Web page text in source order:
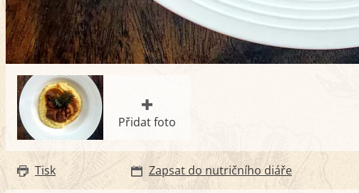
Přidat foto
Tisk Zapsat do nutričního diáře